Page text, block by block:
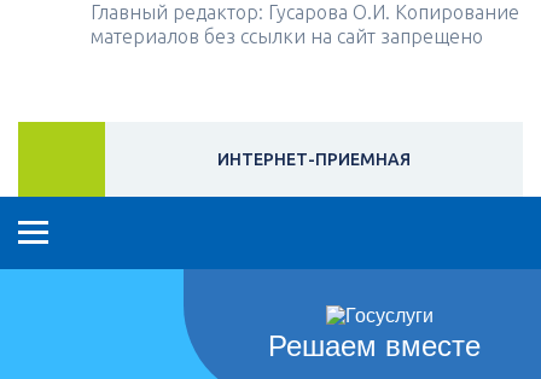
Главный редактор: Гусарова О.И. Копирование
материалов без ссылки на сайт запрещено
ИНТЕРНЕТ-ПРИЕМНАЯ
Решаем вместе